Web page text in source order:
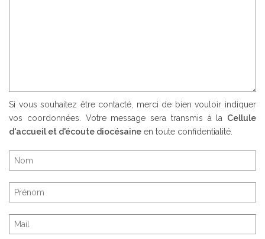
Si vous souhaitez être contacté, merci de bien vouloir indiquer
vos coordonnées. Votre message sera transmis à la Cellule
d'accueil et d'écoute diocésaine en toute confidentialité.